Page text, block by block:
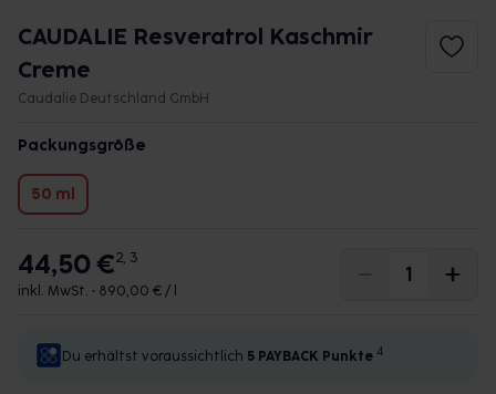
CAUDALIE Resveratrol Kaschmir
Creme
Caudalie Deutschland GmbH
Packungsgröße
50 ml
44,50 €2, 3
inkl. MwSt. • 890,00 € / l
Du erhältst voraussichtlich 5 PAYBACK Punkte 4